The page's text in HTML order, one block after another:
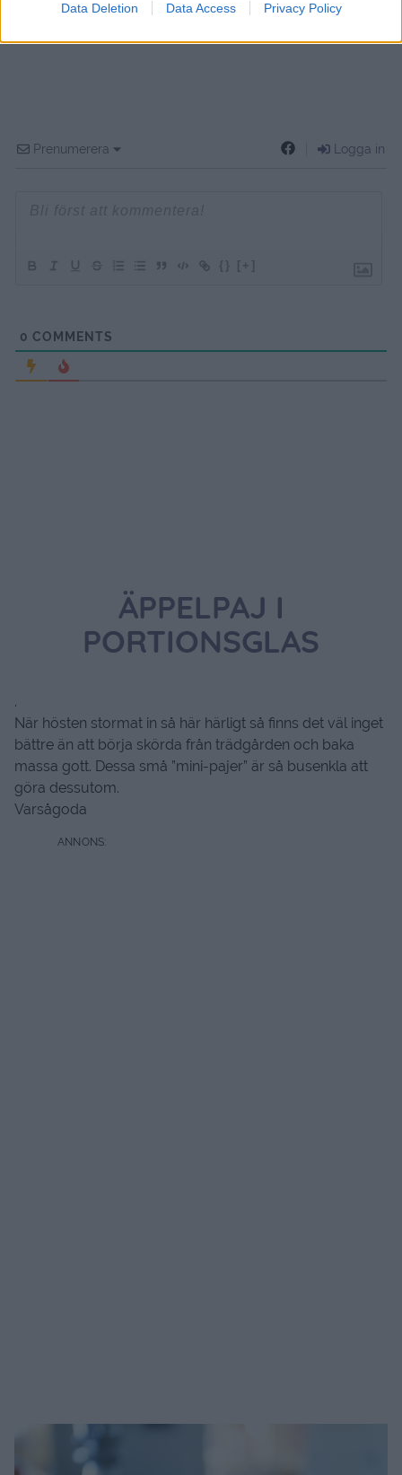
Data Deletion Data Access Privacy Policy
Prenumerera Logga in
{} [+]
0 COMMENTS
ÄPPELPAJ I
PORTIONSGLAS
.
När hösten stormat in så här härligt så finns det väl inget
bättre än att börja skörda från trädgården och baka
massa gott. Dessa små ”mini-pajer” är så busenkla att
göra dessutom.
Varsågoda